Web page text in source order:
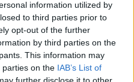
information utilized by
to third parties prior to
opt-out of the further
by third parties on the
This information may
parties on the IAB’s List of
further disclose it to other
Καταπολέμησης της
από Εγκληματικές
σοβαρές